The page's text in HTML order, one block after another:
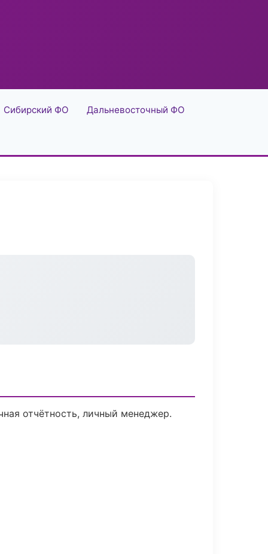
Сибирский ФО Дальневосточный ФО
отчётность, личный менеджер.